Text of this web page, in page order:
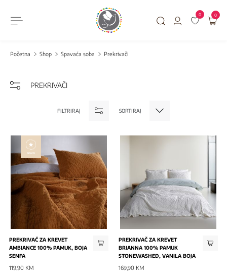
0 0
Početna Shop Spavaća soba Prekrivači
PREKRIVAČI
FILTRIRAJ SORTIRAJ
NOVO
PREKRIVAČ ZA KREVET
AMBIANCE 100% PAMUK, BOJA
SENFA
119,90 KM
PREKRIVAČ ZA KREVET
BRIANNA 100% PAMUK
STONEWASHED, VANILA BOJA
169,90 KM